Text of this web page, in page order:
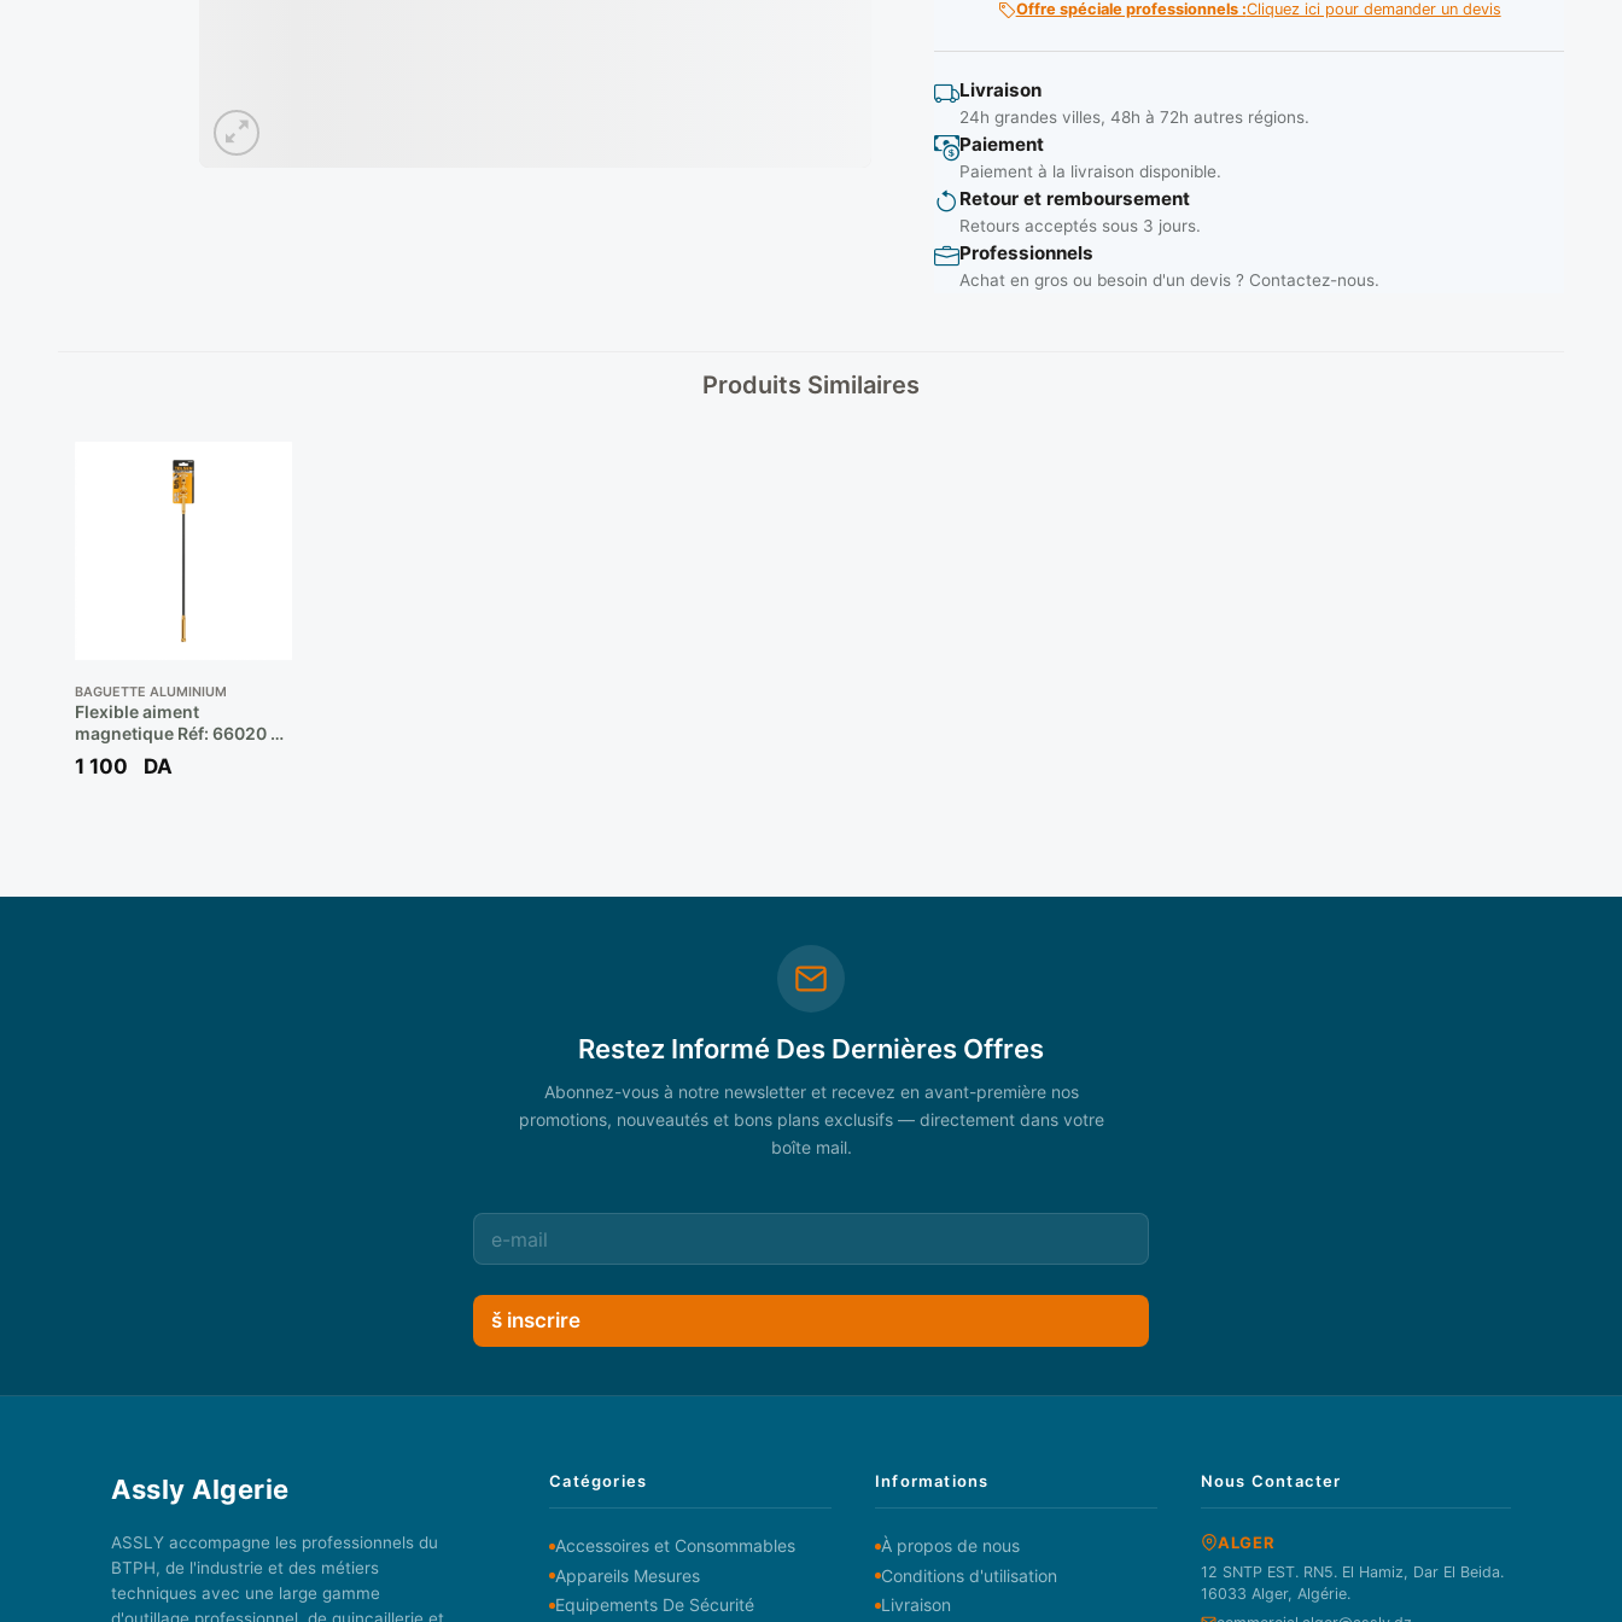
Offre spéciale professionnels :Cliquez ici pour demander un devis
Livraison
24h grandes villes, 48h à 72h autres régions.
Paiement
Paiement à la livraison disponible.
Retour et remboursement
Retours acceptés sous 3 jours.
Professionnels
Achat en gros ou besoin d'un devis ? Contactez-nous.
Produits Similaires
BAGUETTE ALUMINIUM
Flexible aiment
magnetique Réf: 66020 **
TOLSEN
1 100 DA
Restez Informé Des Dernières Offres
Abonnez-vous à notre newsletter et recevez en avant-première nos
promotions, nouveautés et bons plans exclusifs — directement dans votre
boîte mail.
š inscrire
Assly Algerie
ASSLY accompagne les professionnels du
BTPH, de l'industrie et des métiers
techniques avec une large gamme
d'outillage professionnel, de quincaillerie et
Catégories
Accessoires et Consommables
Appareils Mesures
Equipements De Sécurité
Informations
À propos de nous
Conditions d'utilisation
Livraison
Nous Contacter
ALGER
12 SNTP EST. RN5. El Hamiz, Dar El Beida.
16033 Alger, Algérie.